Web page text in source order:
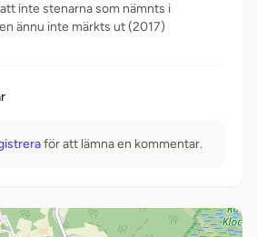
inte stenarna som nämnts i
ännu inte märkts ut (2017)
för att lämna en kommentar.